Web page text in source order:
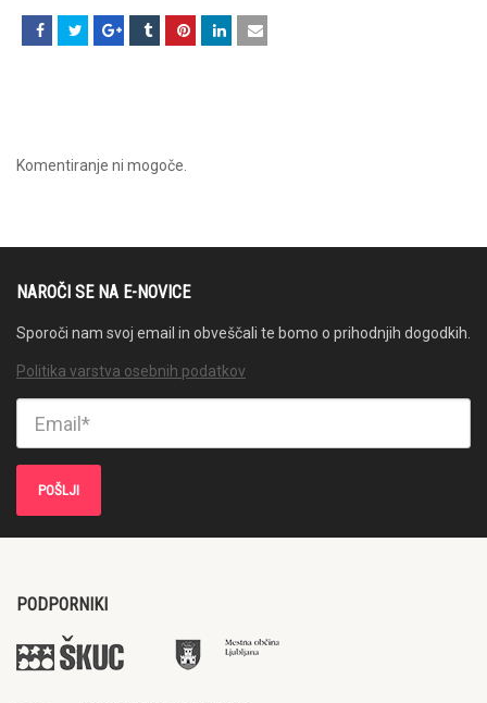
Komentiranje ni mogoče.
NAROČI SE NA E-NOVICE
Sporoči nam svoj email in obveščali te bomo o prihodnjih dogodkih.
Politika varstva osebnih podatkov
PODPORNIKI